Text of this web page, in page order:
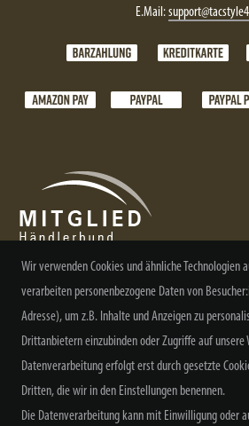
E.Mail:
Alle Preisangaben inkl. MwSt.
Wir verwenden Cookies und ähnliche Technologien
verarbeiten personenbezogene Daten von
Adresse), um z.B. Inhalte und Anzeigen zu
Drittanbietern einzubinden oder Zugriffe auf unsere
Datenverarbeitung erfolgt erst durch gesetzte
Dritten, die wir in den Einstellungen benennen.
Die Datenverarbeitung kann mit Einwilligung oder